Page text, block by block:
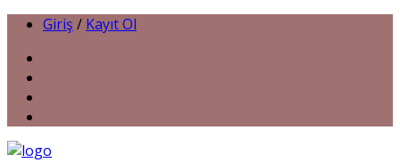
Giriş / Kayıt Ol